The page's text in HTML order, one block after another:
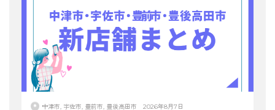
中津市, 宇佐市, 豊前市, 豊後高田市 2026年8月7日